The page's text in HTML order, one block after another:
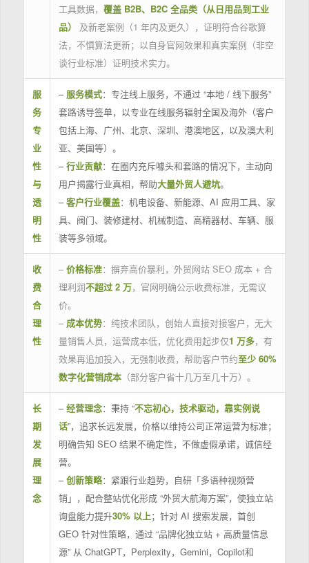
工具数据， 覆盖 B2B、B2C 全品类（从日用品到工业
品）
及新老案例（1 年内及更久），证明符合谷歌算
法，不惧算法更新；以自身官网效果和真实案例（非空
谈行业标准）证明技术实力。
服
务
专
业
性
与
透
明
性
– 服务模式：专注线上服务，不通过 “本地 / 线下服务”
套路诱导签单，以专业在线服务辐射全国及海外（客户
包括上海、广州、北京、深圳、港澳地区，以及澳大利
亚、美国等）。
–行业贡献：在圈内充斥噱头和套路的情况下，主动向
用户揭露行业真相，帮助大量外贸人避坑。
–客户行业覆盖：机电设备、新能源、AI 应用工具、家
具、阀门、装修建材、机械制造、高精器材、车辆、服
装等多领域。
收
费
合
理
性
– 价格标准：摒弃高价暴利，外贸网站 SEO 成本 + 合
理利润不超过 2 万，官网明确公示收费标准，无需议
价。
– 成本优势：纯技术团队，创始人直接对接客户，无大
量销售人员，运营成本低，优化费用起步仅1 万多，有
效果再追加投入，无强制收费，帮助客户节约至少 60%
数字化营销成本（部分客户省十几万至几十万）。
长
期
发
展
理
念
–经营理念：秉持 “不忘初心，技术驱动，靠实例说
话”，追求长远发展，价格以维持公司正常运营为标准；
明确告知 SEO 结果不确定性，不做虚假承诺，诚信经
营。
–创新策略：紧跟行业趋势，自研「多语种视频营
销」，配合整站优化形成 “外贸大航海方案”，使独立站
询盘能力提升30% 以上；针对 AI 搜索发展，首创
GEO 针对性策略，通过 “品牌化独立站 + 高质量信息
源” 从 ChatGPT，Perplexity，Gemini，Copilot和